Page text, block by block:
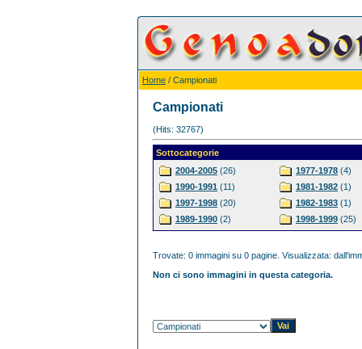
Home / Campionati
Campionati
(Hits: 32767)
Sottocategorie
2004-2005 (26)
1990-1991 (11)
1997-1998 (20)
1989-1990 (2)
1977-1978 (4)
1981-1982 (1)
1982-1983 (1)
1998-1999 (25)
Trovate: 0 immagini su 0 pagine. Visualizzata:
Non ci sono immagini in questa categoria.